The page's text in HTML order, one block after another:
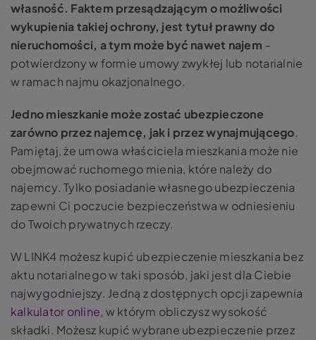
własność. Faktem przesądzającym o możliwości
wykupienia takiej ochrony, jest tytuł prawny do
nieruchomości, a tym może być nawet najem –
potwierdzony w formie umowy zwykłej lub notarialnie
w ramach najmu okazjonalnego.
Jedno mieszkanie może zostać ubezpieczone
zarówno przez najemcę, jak i przez wynajmującego.
Pamiętaj, że umowa właściciela mieszkania może nie
obejmować ruchomego mienia, które należy do
najemcy. Tylko posiadanie własnego ubezpieczenia
zapewni Ci poczucie bezpieczeństwa w odniesieniu
do Twoich prywatnych rzeczy.
W LINK4 możesz kupić ubezpieczenie mieszkania bez
aktu notarialnego w taki sposób, jaki jest dla Ciebie
najwygodniejszy. Jedną z dostępnych opcji zapewnia
kalkulator online, w którym obliczysz wysokość
składki. Możesz kupić wybrane ubezpieczenie przez